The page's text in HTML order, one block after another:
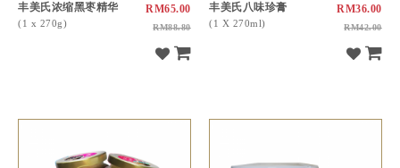
丰美氏浓缩黑枣精华
(1 x 270g)
RM65.00
RM88.80
丰美氏八味珍膏
(1 X 270ml)
RM36.00
RM42.00